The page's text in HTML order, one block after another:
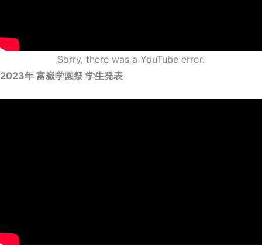
Sorry, there was a YouTube error.
2023年 富嶽学園祭 学生発表